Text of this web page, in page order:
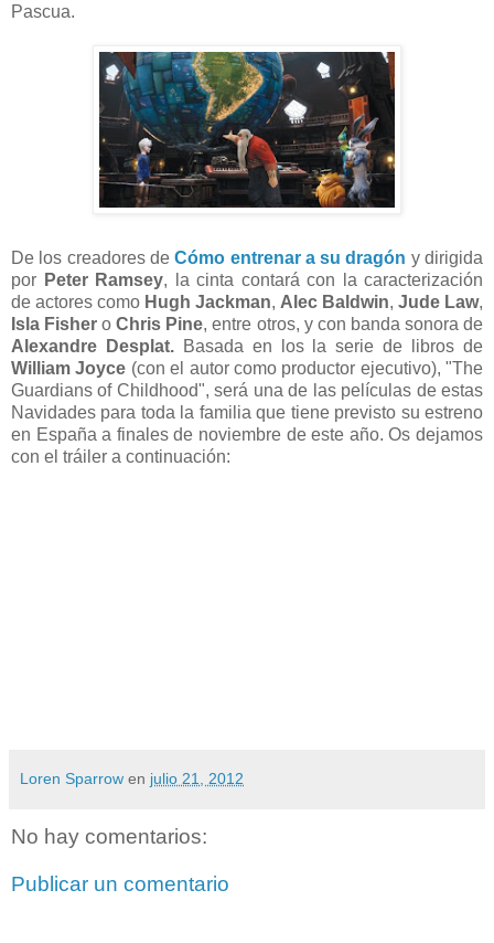
Pascua.
De los creadores deCómo entrenar a su dragón y dirigida
por Peter Ramsey, la cinta contará con la caracterización
de actores como Hugh Jackman, Alec Baldwin, Jude Law,
Isla Fisher oChris Pine, entre otros, y con banda sonora de
Alexandre Desplat.Basada en los la serie de libros de
William Joyce (con el autor como productor ejecutivo), "The
Guardians of Childhood", será una de las películas de estas
Navidades para toda la familia que tiene previsto su estreno
en España a finales de noviembre de este año. Os dejamos
con el tráiler a continuación:
Loren Sparrow en julio 21, 2012
No hay comentarios:
Publicar un comentario